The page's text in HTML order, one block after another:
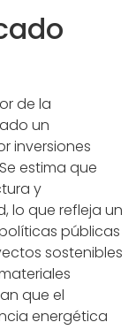
de la
un
inversiones
estima que
y
lo que refleja un
públicas
sostenibles
que el
energética